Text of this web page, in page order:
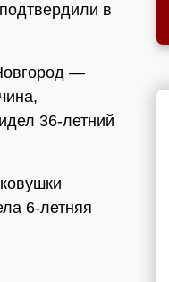
в
—
36-летний
6-летняя